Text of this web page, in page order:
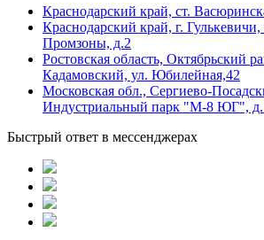
Краснодарский край, ст.
Краснодарский край, г. Гулькевичи,
Промзоны, д.2
Ростовская область, Октябрьский
Кадамовский, ул. Юбилейная,42
Московская обл., Сергиево-
Индустриальный парк "М-8 ЮГ",
Быстрый ответ в мессенджерах